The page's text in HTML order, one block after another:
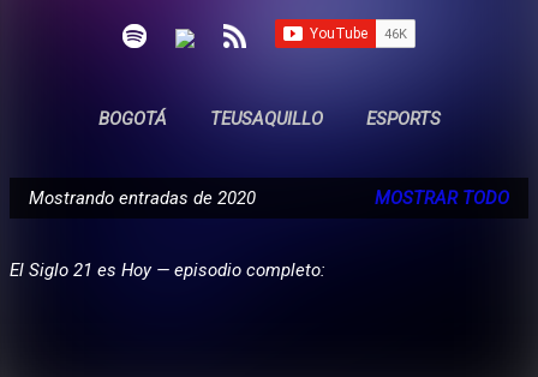
BOGOTÁ TEUSAQUILLO ESPORTS
PARTICIPA
E
t
Mostrando entradas de 2020 MOSTRAR TODO
El Siglo 21 es Hoy — episodio completo: